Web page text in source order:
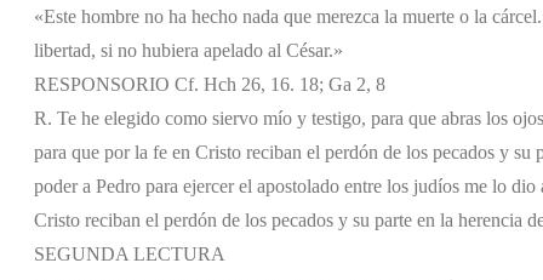
«Este hombre no ha hecho nada que merezca la muerte o la
libertad, si no hubiera apelado al César.»
RESPONSORIO Cf. Hch 26, 16. 18; Ga 2, 8
R. Te he elegido como siervo mío y testigo, para que abras los
para que por la fe en Cristo reciban el perdón de los pecados y su
poder a Pedro para ejercer el apostolado entre los judíos me lo
Cristo reciban el perdón de los pecados y su parte en la herencia
SEGUNDA LECTURA